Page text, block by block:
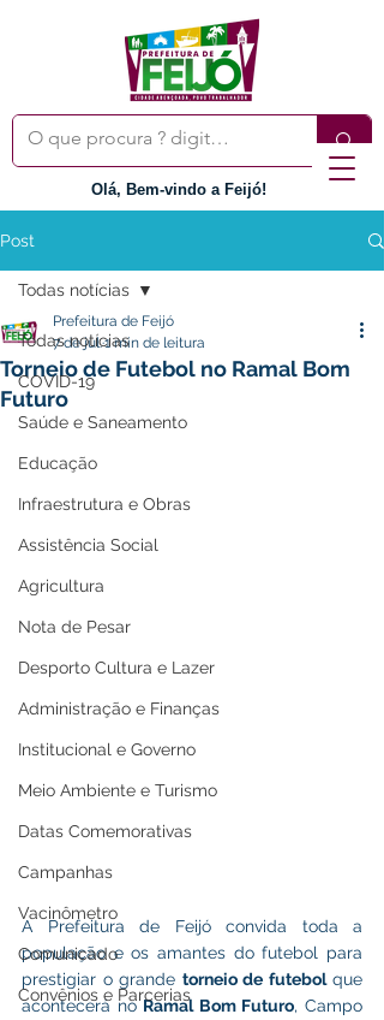
Olá, Bem-vindo a Feijó!
Post
Todas notícias
COVID-19
Saúde e Saneamento
Educação
Infraestrutura e Obras
Assistência Social
Agricultura
Nota de Pesar
Desporto Cultura e Lazer
Administração e Finanças
Institucional e Governo
Meio Ambiente e Turismo
Datas Comemorativas
Campanhas
Vacinômetro
Comunicado
Convênios e Parcerias
Todas notícias
Torneio de Futebol no Ramal Bom
Futuro
Prefeitura de Feijó
7 de jul.1 min de leitura
A Prefeitura de Feijó convida toda a
população e os amantes do futebol para
prestigiar o grande torneio de futebol que
acontecerá no Ramal Bom Futuro, Campo